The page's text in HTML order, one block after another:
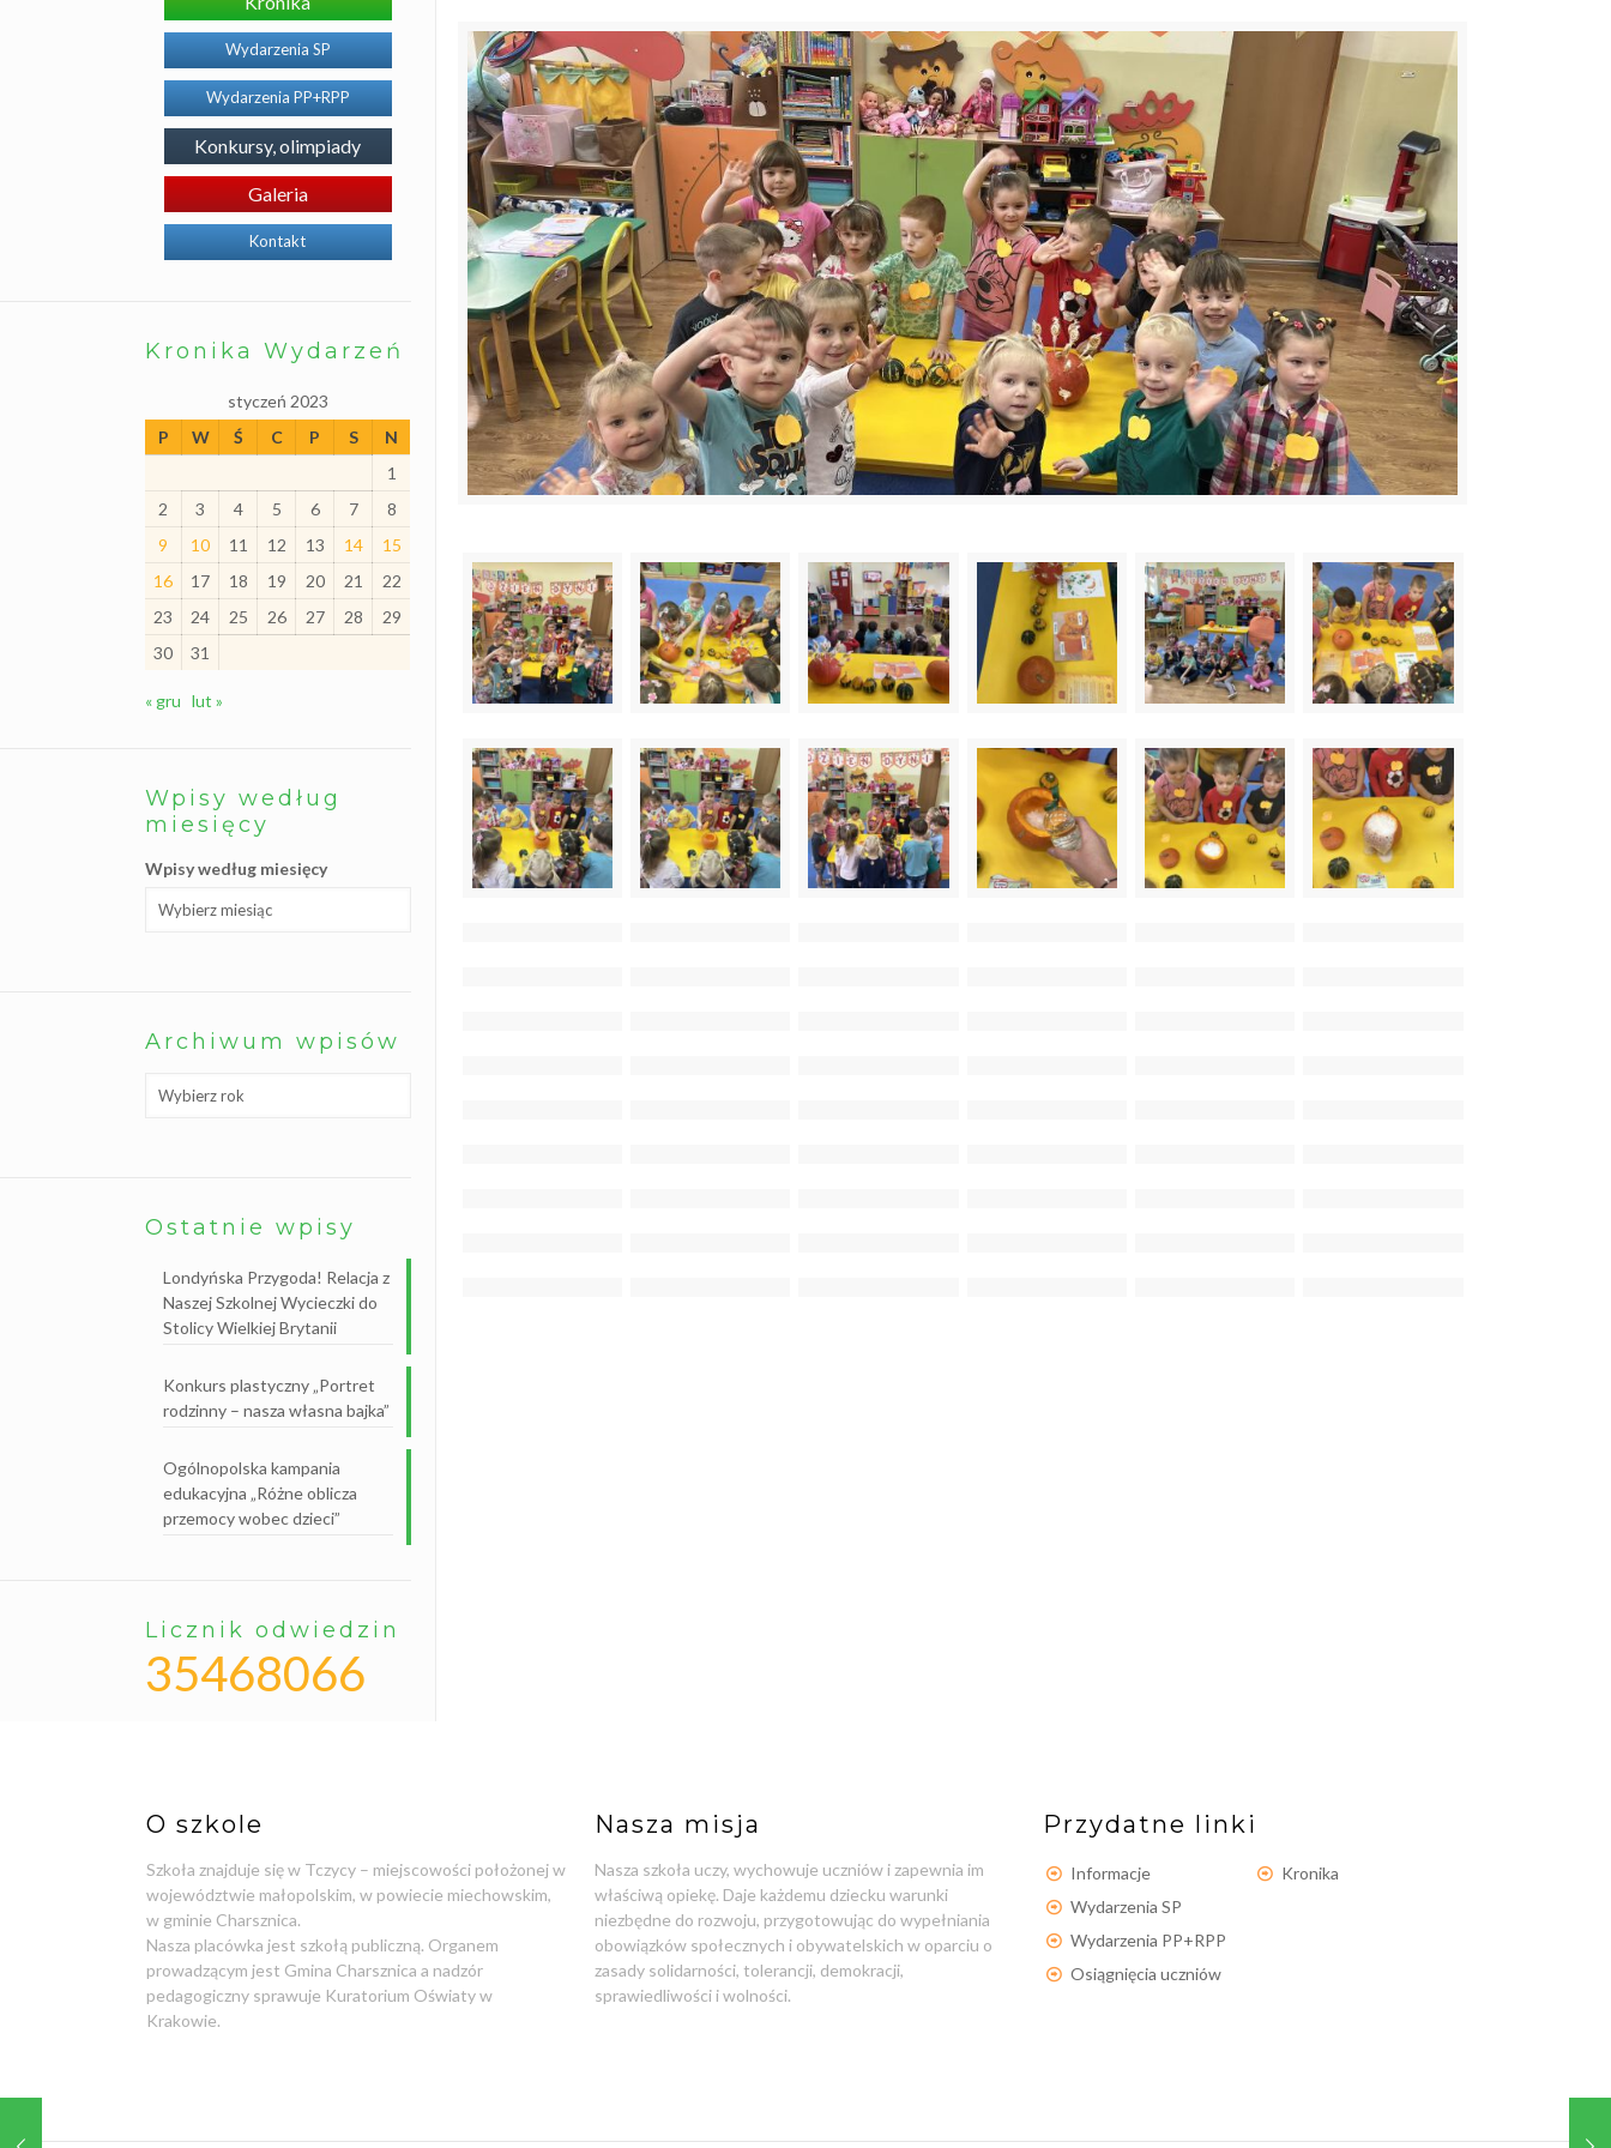
j
e
k
t
y
P
r
o
g
r
a
m
y
I
n
o
w
a
c
j
e
S
p
e
c
i
ś
c
i
S
z
k
o
y
K
l
u
b
W
o
l
Wydarzenia SP
Wydarzenia PP+RPP
Konkursy, olimpiady
Galeria
Kontakt
Kronika Wydarzeń
styczeń 2023
P
W Ś C P S
N
1
2
3 4 5 6 7
8
9
10 11 12 13 14
15
16
17 18 19 20 21
22
23
24 25 26 27 28
29
30
31
« gru lut »
Wpisy według
miesięcy
Wpisy według miesięcy
Archiwum wpisów
Ostatnie wpisy
Londyńska Przygoda! Relacja z
Naszej Szkolnej Wycieczki do
Stolicy Wielkiej Brytanii
Konkurs plastyczny „Portret
rodzinny – nasza własna bajka”
Ogólnopolska kampania
edukacyjna „Różne oblicza
przemocy wobec dzieci”
Licznik odwiedzin
35468066
O szkole
Szkoła znajduje się w Tczycy – miejscowości położonej w
województwie małopolskim, w powiecie miechowskim,
w gminie Charsznica.
Nasza placówka jest szkołą publiczną. Organem
prowadzącym jest Gmina Charsznica a nadzór
pedagogiczny sprawuje Kuratorium Oświaty w
Krakowie.
Nasza misja
Nasza szkoła uczy, wychowuje uczniów i zapewnia im
właściwą opiekę. Daje każdemu dziecku warunki
niezbędne do rozwoju, przygotowując do wypełniania
obowiązków społecznych i obywatelskich w oparciu o
zasady solidarności, tolerancji, demokracji,
sprawiedliwości i wolności.
Przydatne linki
Informacje
Wydarzenia SP
Wydarzenia PP+RPP
Osiągnięcia uczniów
Kronika